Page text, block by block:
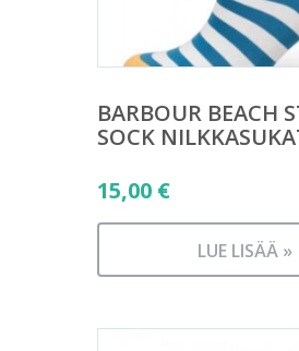
BARBOUR BEACH
SOCK
15,00 €
LUE LISÄÄ »